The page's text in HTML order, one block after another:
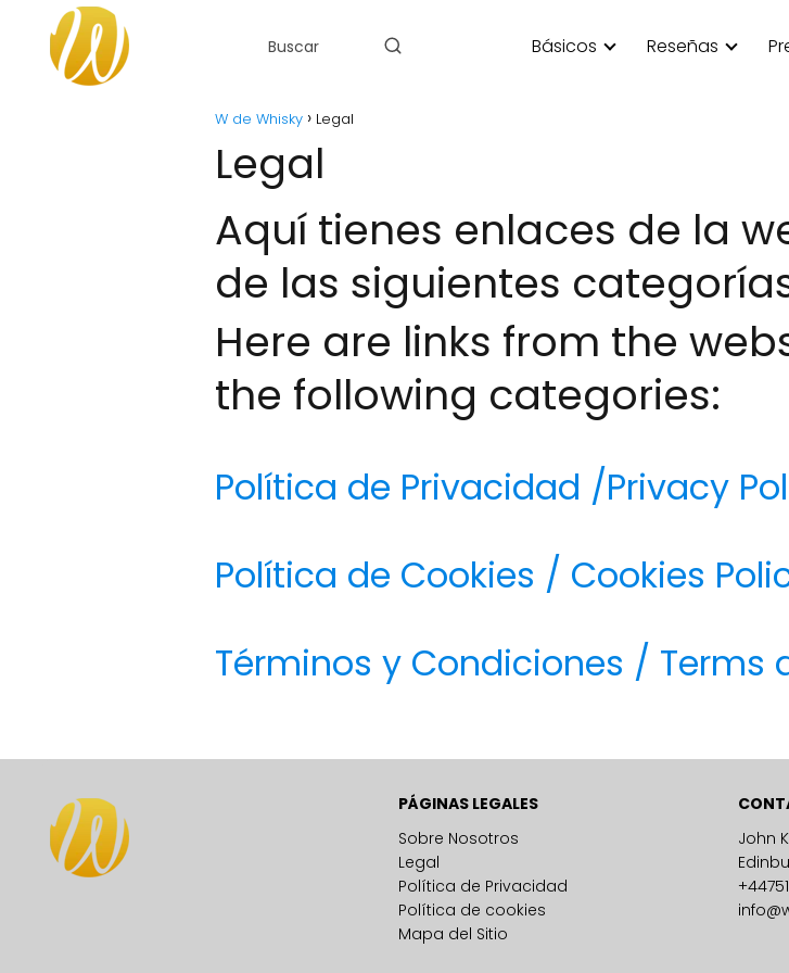
Básicos Reseñas
W de Whisky Legal
Legal
Aquí tienes enlaces de la
de las siguientes
Here are links from the
the following categories:
Política de Privacidad /Privacy
Política de Cookies / Cookies
Términos y Condiciones / Terms
PÁGINAS LEGALES
Sobre Nosotros
Legal
Política de Privacidad
Política de cookies
Mapa del Sitio
John